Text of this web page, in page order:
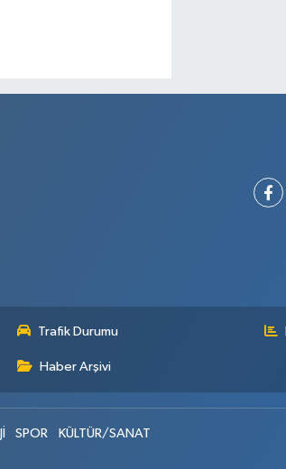
Trafik Durumu
Haber Arşivi
SPOR
KÜLTÜR/SANAT